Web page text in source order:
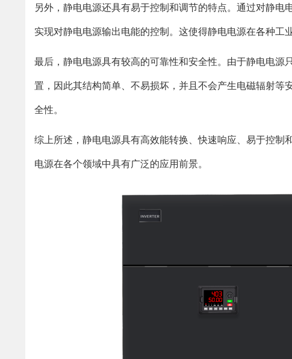
另外，静电电源还具有易于控制和调节的特点。通过对静
实现对静电电源输出电能的控制。这使得静电电源在各种工
最后，静电电源具有较高的可靠性和安全性。由于静电电
置，因此其结构简单、不易损坏，并且不会产生电磁辐射
全性。
综上所述，静电电源具有高效能转换、快速响应、易于控
电源在各个领域中具有广泛的应用前景。